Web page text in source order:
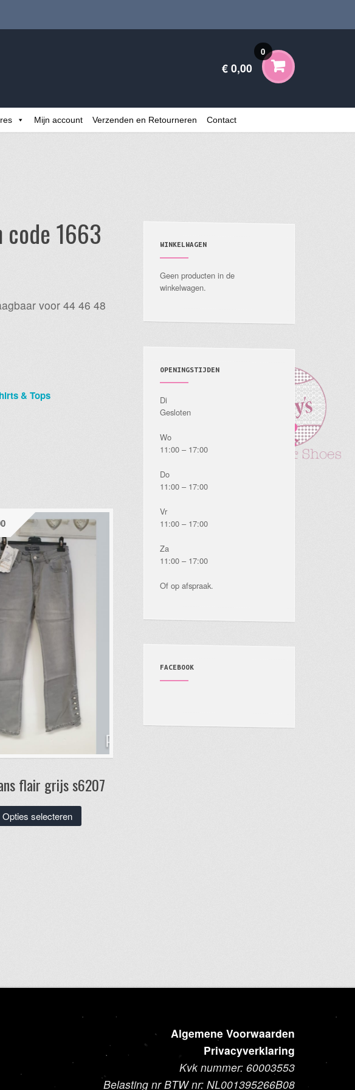
€ 0,00
0
Mijn account Verzenden en Retourneren Contact
code 1663
voor 44 46 48
& Tops
flair grijs s6207
Opties selecteren
product
productpagina
WINKELWAGEN
Geen producten in de
winkelwagen.
OPENINGSTIJDEN
Di
Gesloten
Wo
11:00 – 17:00
Do
11:00 – 17:00
Vr
11:00 – 17:00
Za
11:00 – 17:00
Of op afspraak.
FACEBOOK
Algemene Voorwaarden
Privacyverklaring
Kvk nummer: 60003553
Belasting nr BTW nr: NL001395266B08